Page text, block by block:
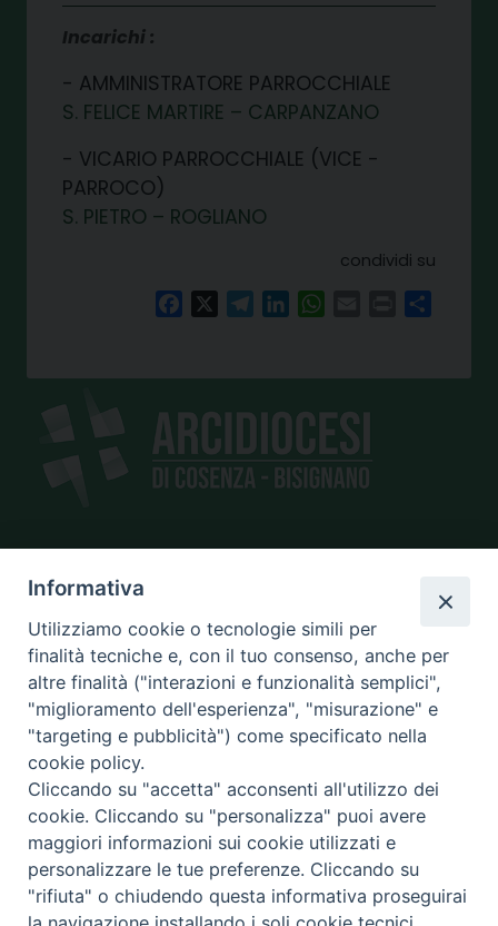
Incarichi
AMMINISTRATORE PARROCCHIALE
S. FELICE MARTIRE – CARPANZANO
VICARIO PARROCCHIALE (VICE -
PARROCO)
S. PIETRO – ROGLIANO
condividi su
FacebookTelegramLinkedInWhatsAppPrint
SEDE
piazza Giano Parrasio, 16
87100 Cosenza
CONTATTI
e@mail:info@diocesicosenza.it
tel: +39 0984 687712
Amministrazione
Informativa
Utilizziamo cookie o tecnologie simili per
finalità tecniche e, con il tuo consenso, anche per
altre finalità ("interazioni e funzionalità semplici",
"miglioramento dell'esperienza", "misurazione" e
"targeting e pubblicità") come specificato nella
cookie policy.
Cliccando su "accetta" acconsenti all'utilizzo dei
cookie. Cliccando su "personalizza" puoi avere
maggiori informazioni sui cookie utilizzati e
personalizzare le tue preferenze. Cliccando su
"rifiuta" o chiudendo questa informativa proseguirai